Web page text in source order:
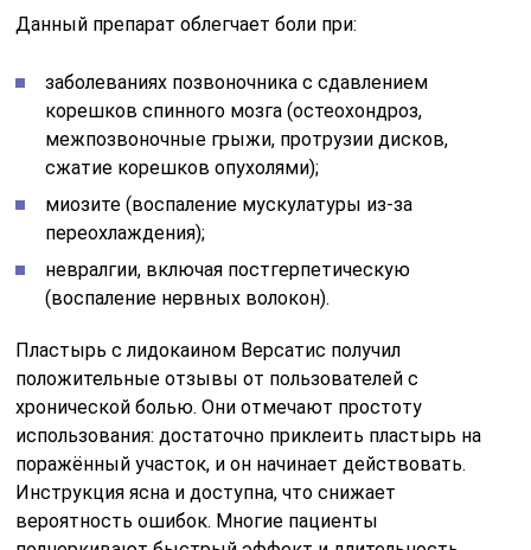
Данный препарат облегчает боли при:
заболеваниях позвоночника с сдавлением
корешков спинного мозга (остеохондроз,
межпозвоночные грыжи, протрузии дисков,
сжатие корешков опухолями);
миозите (воспаление мускулатуры из-за
переохлаждения);
невралгии, включая постгерпетическую
(воспаление нервных волокон).
Пластырь с лидокаином Версатис получил
положительные отзывы от пользователей с
хронической болью. Они отмечают простоту
использования: достаточно приклеить пластырь на
поражённый участок, и он начинает действовать.
Инструкция ясна и доступна, что снижает
вероятность ошибок. Многие пациенты